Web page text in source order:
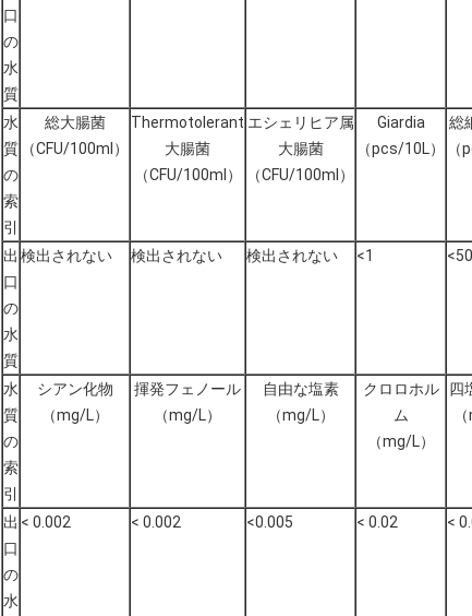
口
の
水
質
水
質
の
索
引
総大腸菌
（CFU/100ml）
Thermotolerant
大腸菌
（CFU/100ml）
エシェリヒア属
大腸菌
（CFU/100ml）
Giardia
（pcs/10L）
総
（
出
口
の
水
質
検出されない 検出されない 検出されない <1 <50
水
質
の
索
引
シアン化物
（mg/L）
揮発フェノール
（mg/L）
自由な塩素
（mg/L）
クロロホル
ム
（mg/L）
四
出
口
の
水
< 0.002 < 0.002 <0.005 < 0.02 <